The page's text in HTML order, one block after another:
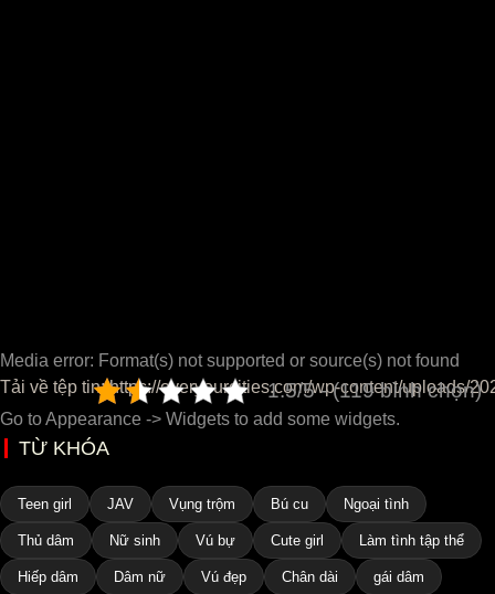
Media error: Format(s) not supported or source(s) not found
Tải về tệp tin: https://overyourcities.com/wp-content/uploads/
1.5/5 - (119 bình chọn)
Go to Appearance -> Widgets to add some widgets.
TỪ KHÓA
Teen girl JAV Vụng trộm Bú cu Ngoại tình
Thủ dâm Nữ sinh Vú bự Cute girl Làm tình tập thể
Hiếp dâm Dâm nữ Vú đẹp Chân dài gái dâm